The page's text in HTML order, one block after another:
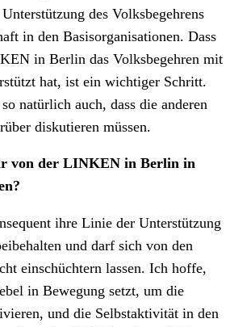
des Volksbegehrens
in den Basisorganisationen. Dass
in Berlin das Volksbegehren mit
hat, ist ein wichtiger Schritt.
natürlich auch, dass die anderen
diskutieren müssen.
von der LINKEN in Berlin in
ihre Linie der Unterstützung
und darf sich von den
einschüchtern lassen. Ich hoffe,
in Bewegung setzt, um die
und die Selbstaktivität in den